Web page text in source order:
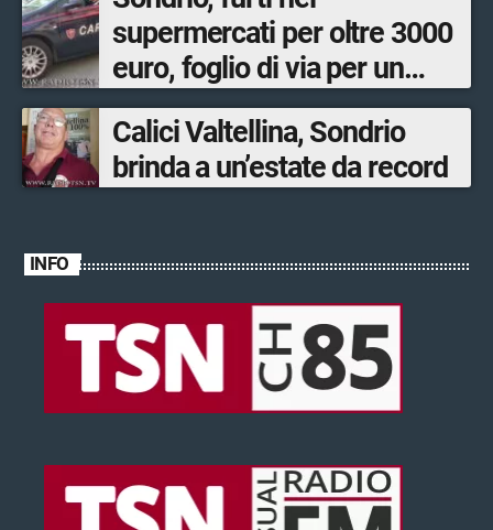
supermercati per oltre 3000
euro, foglio di via per un
ventinovenne
Calici Valtellina, Sondrio
brinda a un’estate da record
INFO